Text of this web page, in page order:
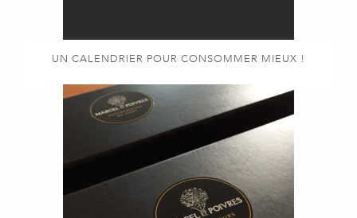
UN CALENDRIER POUR CONSOMMER MIEUX !